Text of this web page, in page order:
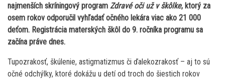
najmenších skríningový program Zdravé oči už v škôlke, ktorý za
osem rokov odporučil vyhľadať očného lekára viac ako 21 000
deťom. Registrácia materských škôl do 9. ročníka programu sa
začína práve dnes.
Tupozrakosť, škúlenie, astigmatizmus či ďalekozrakosť – aj to sú
očné odchýlky, ktoré dokážu u detí od troch do šiestich rokov